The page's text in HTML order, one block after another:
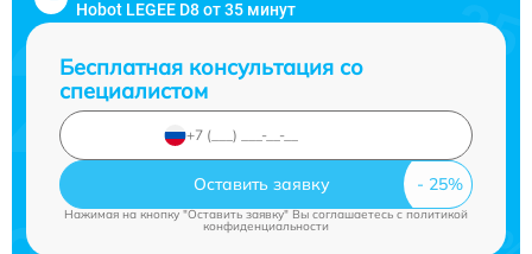
Hobot LEGEE D8 от 35 минут
Бесплатная консультация со
специалистом
Оставить заявку
Нажимая на кнопку "Оставить заявку" Вы соглашаетесь cполитикой
конфиденциальности